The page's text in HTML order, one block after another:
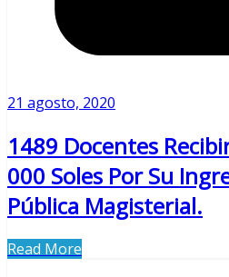
21 agosto, 2020
1489 Docentes
000 Soles Por Su
Pública Magisterial.
Read More